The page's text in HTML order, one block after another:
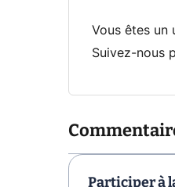
Vous êtes un
Suivez-nous
Participer à